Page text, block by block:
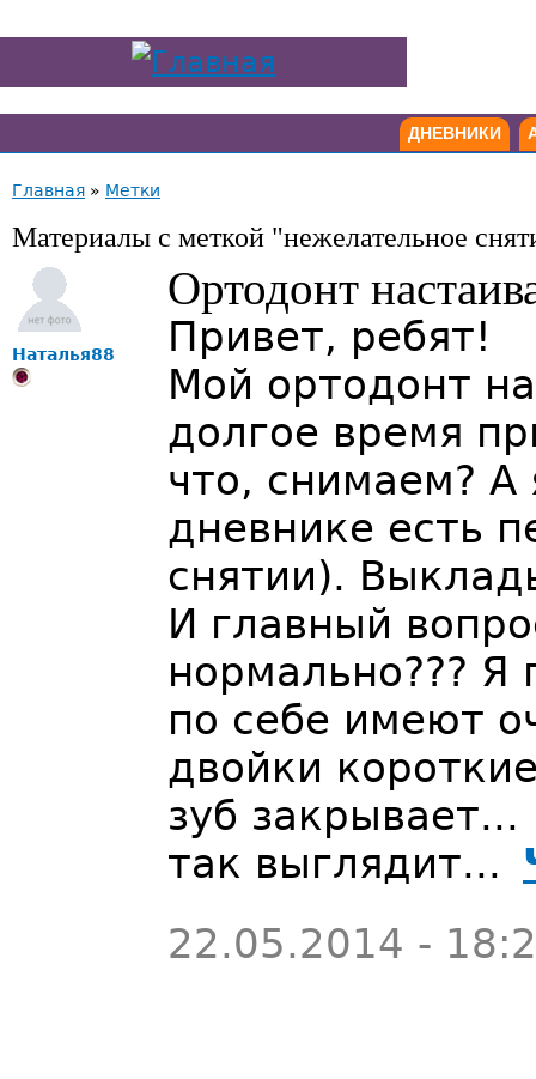
ДНЕВНИКИ
Главная » Метки
Материалы с меткой "нежелательное
Наталья88
Ортодонт
Привет, ребят!
Мой ортодонт
долгое время
что, снимаем? А
дневнике есть
снятии).
И главный
нормально???
по себе имеют
двойки
зуб закрывает...
так выглядит...
22.05.2014 -